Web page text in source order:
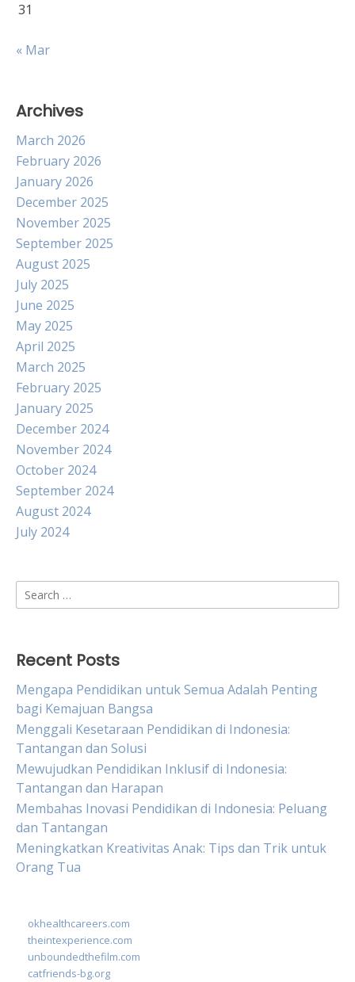
31
« Mar
Archives
March 2026
February 2026
January 2026
December 2025
November 2025
September 2025
August 2025
July 2025
June 2025
May 2025
April 2025
March 2025
February 2025
January 2025
December 2024
November 2024
October 2024
September 2024
August 2024
July 2024
Search
for:
Recent Posts
Mengapa Pendidikan untuk Semua Adalah Penting
bagi Kemajuan Bangsa
Menggali Kesetaraan Pendidikan di Indonesia:
Tantangan dan Solusi
Mewujudkan Pendidikan Inklusif di Indonesia:
Tantangan dan Harapan
Membahas Inovasi Pendidikan di Indonesia: Peluang
dan Tantangan
Meningkatkan Kreativitas Anak: Tips dan Trik untuk
Orang Tua
okhealthcareers.com
theintexperience.com
unboundedthefilm.com
catfriends-bg.org